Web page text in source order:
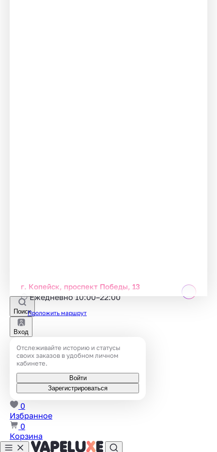
г. Копейск, проспект Победы, 13
Ежедневно 10:00–22:00
Проложить маршрут
Поиск
Вход
Отслеживайте историю и статусы
своих заказов в удобном личном
кабинете.
Войти
Зарегистрироваться
0
Избранное
0
Корзина